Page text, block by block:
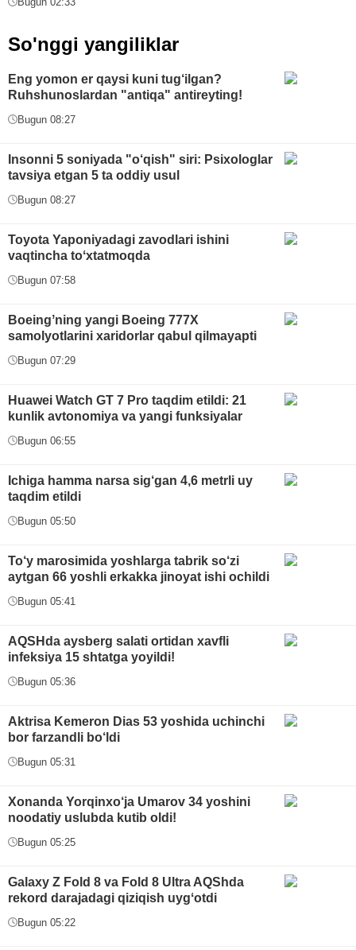
So'nggi yangiliklar
Eng yomon er qaysi kuni tug‘ilgan?
Ruhshunoslardan "antiqa" antireyting!
Bugun 08:27
Insonni 5 soniyada "o‘qish" siri: Psixologlar
tavsiya etgan 5 ta oddiy usul
Bugun 08:27
Toyota Yaponiyadagi zavodlari ishini
vaqtincha toʻxtatmoqda
Bugun 07:58
Boeingʼning yangi Boeing 777X
samolyotlarini xaridorlar qabul qilmayapti
Bugun 07:29
Huawei Watch GT 7 Pro taqdim etildi: 21
kunlik avtonomiya va yangi funksiyalar
Bugun 06:55
Ichiga hamma narsa sig‘gan 4,6 metrli uy
taqdim etildi
Bugun 05:50
To‘y marosimida yoshlarga tabrik so‘zi
aytgan 66 yoshli erkakka jinoyat ishi ochildi
Bugun 05:41
AQSHda aysberg salati ortidan xavfli
infeksiya 15 shtatga yoyildi!
Bugun 05:36
Aktrisa Kemeron Dias 53 yoshida uchinchi
bor farzandli bo‘ldi
Bugun 05:31
Xonanda Yorqinxo‘ja Umarov 34 yoshini
noodatiy uslubda kutib oldi!
Bugun 05:25
Galaxy Z Fold 8 va Fold 8 Ultra AQShda
rekord darajadagi qiziqish uygʻotdi
Bugun 05:22